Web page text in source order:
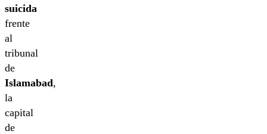
suicida
frente
al
tribunal
de
Islamabad,
la
capital
de